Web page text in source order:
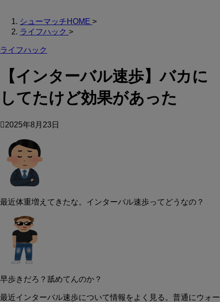
シューマッチHOME >
ライフハック >
ライフハック
【インターバル速歩】バカに
してたけど効果があった
2025年8月23日
最近体重増えてきたな。インターバル速歩ってどうなの？
早歩きだろ？舐めてんのか？
最近インターバル速歩について情報をよく見る。普通にウォー